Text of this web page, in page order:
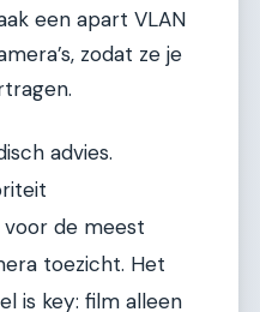
een apart VLAN
zodat ze je
advies.
voor de meest
toezicht. Het
is key: film alleen